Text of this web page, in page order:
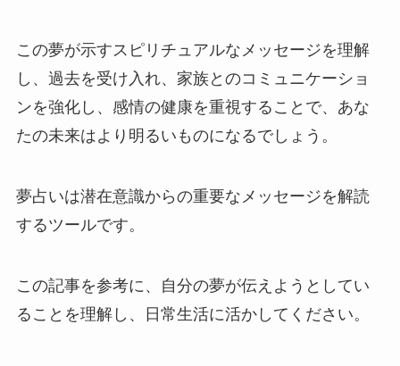
この夢が示すスピリチュアルなメッセージを理解
し、過去を受け入れ、家族とのコミュニケーショ
ンを強化し、感情の健康を重視することで、あな
たの未来はより明るいものになるでしょう。
夢占いは潜在意識からの重要なメッセージを解読
するツールです。
この記事を参考に、自分の夢が伝えようとしてい
ることを理解し、日常生活に活かしてください。